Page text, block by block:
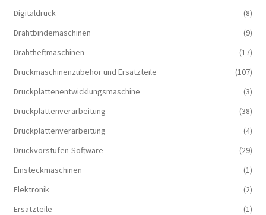
Digitaldruck
(8)
Drahtbindemaschinen
(9)
Drahtheftmaschinen
(17)
Druckmaschinenzubehör und Ersatzteile
(107)
Druckplattenentwicklungsmaschine
(3)
Druckplattenverarbeitung
(38)
Druckplattenverarbeitung
(4)
Druckvorstufen-Software
(29)
Einsteckmaschinen
(1)
Elektronik
(2)
Ersatzteile
(1)